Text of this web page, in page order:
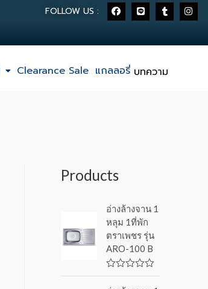
FOLLOW US :
Clearance Sale แกลลอรี่ บทความ
Products
อ่างล้างจาน 1
หลุม 1ที่พัก
ตราเพชร รุ่น
ARO-100 B
a